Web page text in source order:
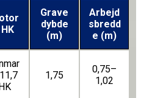
Grave
dybde
(m)
Arbejd
sbredd
e (m)
HK
1,75
0,75–
1,02